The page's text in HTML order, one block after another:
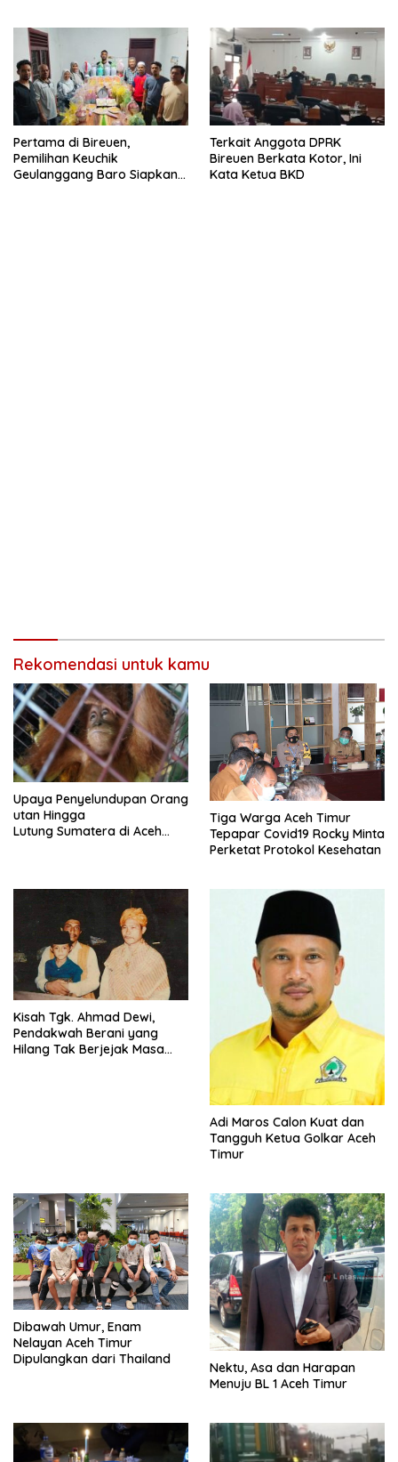
Pertama di Bireuen,
Pemilihan Keuchik
Geulanggang Baro Siapkan
Terkait Anggota DPRK
Bireuen Berkata Kotor, Ini
Kata Ketua BKD
Rekomendasi untuk kamu
Upaya Penyelundupan Orang
utan Hingga
Lutung Sumatera di Aceh
Tiga Warga Aceh Timur
Tepapar Covid19 Rocky Minta
Perketat Protokol Kesehatan
Kisah Tgk. Ahmad Dewi,
Pendakwah Berani yang
Hilang Tak Berjejak Masa
Adi Maros Calon Kuat dan
Tangguh Ketua Golkar Aceh
Timur
Dibawah Umur, Enam
Nelayan Aceh Timur
Dipulangkan dari Thailand
Nektu, Asa dan Harapan
Menuju BL 1 Aceh Timur